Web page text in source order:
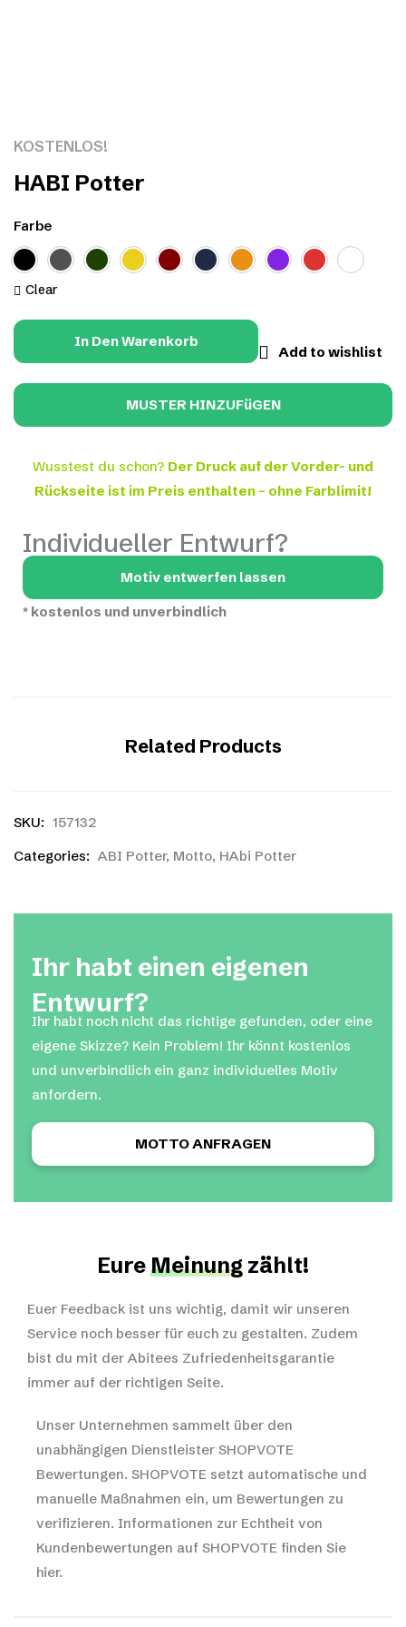
KOSTENLOS!
HABI Potter
Farbe
Clear
In Den Warenkorb
Add to wishlist
Wusstest du schon? Der Druck auf der Vorder- und
Rückseite ist im Preis enthalten – ohne Farblimit!
Individueller Entwurf?
Motiv entwerfen lassen
* kostenlos und unverbindlich
Related Products
SKU: 157132
Categories: ABI Potter, Motto, HAbi Potter
Ihr habt einen eigenen
Entwurf?
Ihr habt noch nicht das richtige gefunden, oder eine
eigene Skizze? Kein Problem! Ihr könnt kostenlos
und unverbindlich ein ganz individuelles Motiv
anfordern.
MOTTO ANFRAGEN
EureMeinung zählt!
Euer Feedback ist uns wichtig, damit wir unseren
Service noch besser für euch zu gestalten. Zudem
bist du mit der Abitees Zufriedenheitsgarantie
immer auf der richtigen Seite.
Unser Unternehmen sammelt über den
unabhängigen Dienstleister SHOPVOTE
Bewertungen. SHOPVOTE setzt automatische und
manuelle Maßnahmen ein, um Bewertungen zu
verifizieren. Informationen zur Echtheit von
Kundenbewertungen auf SHOPVOTE finden Sie
hier.